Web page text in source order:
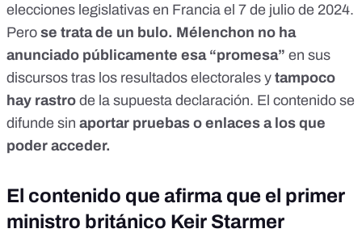
elecciones legislativas en Francia el 7 de julio de 2024.
Pero se trata de un bulo. Mélenchon no ha
anunciado públicamente esa “promesa” en sus
discursos tras los resultados electorales y tampoco
hay rastro de la supuesta declaración. El contenido se
difunde sin aportar pruebas o enlaces a los que
poder acceder.
El contenido que afirma que el primer
ministro británico Keir Starmer